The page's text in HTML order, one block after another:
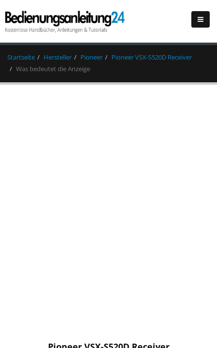
Startseite Hersteller Pioneer
Pioneer VSX-S520D Receiver
Was bedeutet die Anzeige